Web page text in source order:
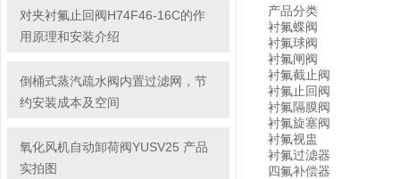
对夹衬氟止回阀H74F46-16C的作
用原理和安装介绍
倒桶式蒸汽疏水阀内置过滤网，节
约安装成本及空间
氧化风机自动卸荷阀YUSV25 产品
实拍图
产品分类
衬氟蝶阀
衬氟球阀
衬氟闸阀
衬氟截止阀
衬氟止回阀
衬氟隔膜阀
衬氟旋塞阀
衬氟视盅
衬氟过滤器
四氟补偿器